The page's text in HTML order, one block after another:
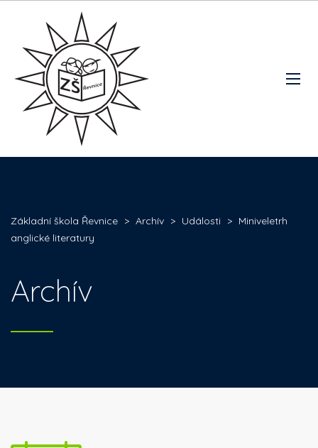
Základní škola Řevnice > Archív > Události > Miniveletrh
anglické literatury
Archív